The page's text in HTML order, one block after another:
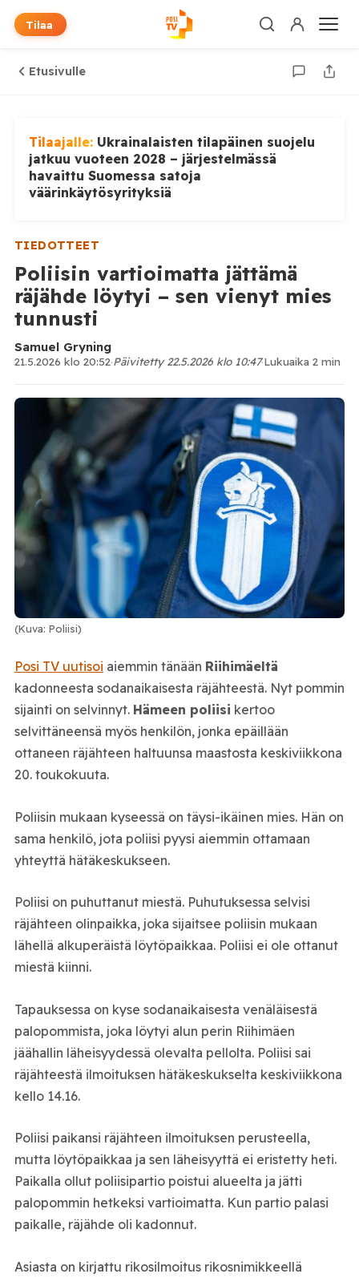
Tilaa
Etusivulle
Tilaajalle: Ukrainalaisten tilapäinen suojelu
jatkuu vuoteen 2028 – järjestelmässä
havaittu Suomessa satoja
väärinkäytösyrityksiä
TIEDOTTEET
Poliisin vartioimatta jättämä
räjähde löytyi – sen vienyt mies
tunnusti
Samuel Gryning
21.5.2026 klo 20:52·Päivitetty 22.5.2026 klo 10:47·Lukuaika 2 min
(Kuva: Poliisi)
Posi TV uutisoi aiemmin tänään Riihimäeltä
kadonneesta sodanaikaisesta räjähteestä. Nyt pommin
sijainti on selvinnyt. Hämeen poliisi kertoo
selvittäneensä myös henkilön, jonka epäillään
ottaneen räjähteen haltuunsa maastosta keskiviikkona
20. toukokuuta.
Poliisin mukaan kyseessä on täysi-ikäinen mies. Hän on
sama henkilö, jota poliisi pyysi aiemmin ottamaan
yhteyttä hätäkeskukseen.
Poliisi on puhuttanut miestä. Puhutuksessa selvisi
räjähteen olinpaikka, joka sijaitsee poliisin mukaan
lähellä alkuperäistä löytöpaikkaa. Poliisi ei ole ottanut
miestä kiinni.
Tapauksessa on kyse sodanaikaisesta venäläisestä
palopommista, joka löytyi alun perin Riihimäen
jäähallin läheisyydessä olevalta pellolta. Poliisi sai
räjähteestä ilmoituksen hätäkeskukselta keskiviikkona
kello 14.16.
Poliisi paikansi räjähteen ilmoituksen perusteella,
mutta löytöpaikkaa ja sen läheisyyttä ei eristetty heti.
Paikalla ollut poliisipartio poistui alueelta ja jätti
palopommin hetkeksi vartioimatta. Kun partio palasi
paikalle, räjähde oli kadonnut.
Asiasta on kirjattu rikosilmoitus rikosnimikkeellä